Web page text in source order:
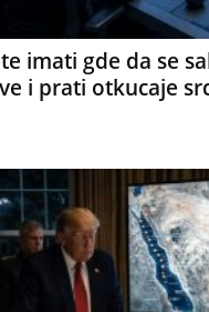
imati gde da se
i prati otkucaje